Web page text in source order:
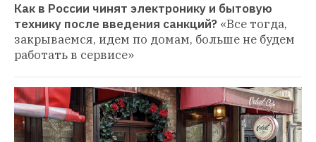
Как в России чинят электронику и бытовую
технику после введения санкций? «Все тогда,
закрываемся, идем по домам, больше не будем
работать в сервисе»